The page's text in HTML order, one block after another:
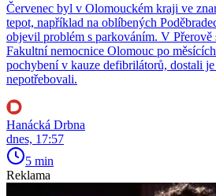
Červenec byl v Olomouckém kraji ve
tepot, například na oblíbených
objevil problém s parkováním. V Přerově
Fakultní nemocnice Olomouc po
pochybení v kauze defibrilátorů, dostali
nepotřebovali.
Hanácká Drbna
dnes, 17:57
5 min
Reklama